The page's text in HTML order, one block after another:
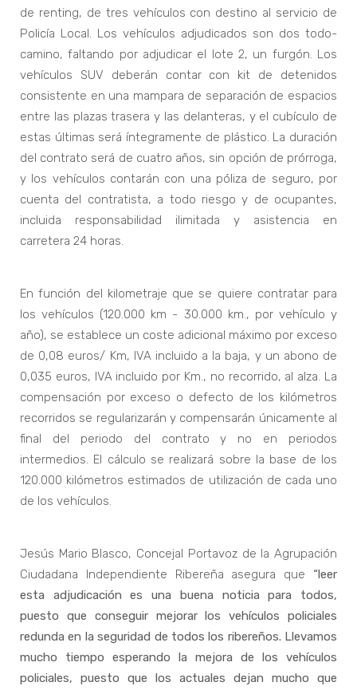
de renting, de tres vehículos con destino al servicio de
Policía Local. Los vehículos adjudicados son dos todo-
camino, faltando por adjudicar el lote 2, un furgón. Los
vehículos SUV deberán contar con kit de detenidos
consistente en una mampara de separación de espacios
entre las plazas trasera y las delanteras, y el cubículo de
estas últimas será íntegramente de plástico. La duración
del contrato será de cuatro años, sin opción de prórroga,
y los vehículos contarán con una póliza de seguro, por
cuenta del contratista, a todo riesgo y de ocupantes,
incluida responsabilidad ilimitada y asistencia en
carretera 24 horas.
En función del kilometraje que se quiere contratar para
los vehículos (120.000 km - 30.000 km., por vehículo y
año), se establece un coste adicional máximo por exceso
de 0,08 euros/ Km, IVA incluido a la baja, y un abono de
0,035 euros, IVA incluido por Km., no recorrido, al alza. La
compensación por exceso o defecto de los kilómetros
recorridos se regularizarán y compensarán únicamente al
final del periodo del contrato y no en periodos
intermedios. El cálculo se realizará sobre la base de los
120.000 kilómetros estimados de utilización de cada uno
de los vehículos.
Jesús Mario Blasco, Concejal Portavoz de la Agrupación
Ciudadana Independiente Ribereña asegura que “leer
esta adjudicación es una buena noticia para todos,
puesto que conseguir mejorar los vehículos policiales
redunda en la seguridad de todos los ribereños. Llevamos
mucho tiempo esperando la mejora de los vehículos
policiales, puesto que los actuales dejan mucho que